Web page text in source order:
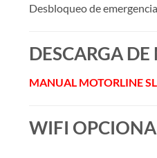
Desbloqueo de
DESCARGA
MANUAL MOTORLINE
WIFI